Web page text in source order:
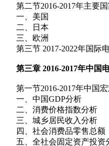
第二节2016-2017年主要国
一、美国
二、日本
三、欧洲
第三节 2017-2022年国际
第三章 2016-2017年中国
第一节2016-2017年中国宏
一、中国GDP分析
二、消费价格指数分析
三、城乡居民收入分析
四、社会消费品零售总额
五、全社会固定资产投资